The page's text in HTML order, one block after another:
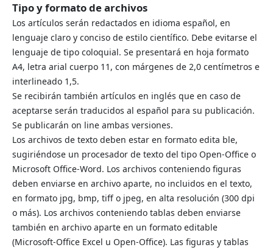
Tipo y formato de archivos
Los artículos serán redactados en idioma español, en
lenguaje claro y conciso de estilo científico. Debe evitarse el
lenguaje de tipo coloquial. Se presentará en hoja formato
A4, letra arial cuerpo 11, con márgenes de 2,0 centímetros e
interlineado 1,5.
Se recibirán también artículos en inglés que en caso de
aceptarse serán traducidos al español para su publicación.
Se publicarán on line ambas versiones.
Los archivos de texto deben estar en formato edita ble,
sugiriéndose un procesador de texto del tipo Open-Office o
Microsoft Office-Word. Los archivos conteniendo figuras
deben enviarse en archivo aparte, no incluidos en el texto,
en formato jpg, bmp, tiff o jpeg, en alta resolución (300 dpi
o más). Los archivos conteniendo tablas deben enviarse
también en archivo aparte en un formato editable
(Microsoft-Office Excel u Open-Office). Las figuras y tablas